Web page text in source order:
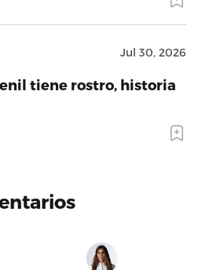
Jul 30, 2026
tiene rostro, historia